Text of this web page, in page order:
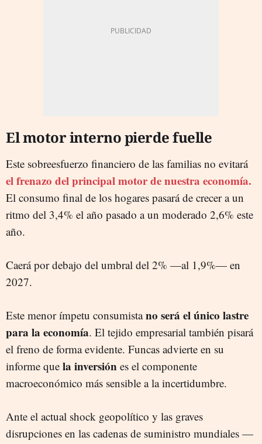
El motor interno pierde fuelle
Este sobreesfuerzo financiero de las familias no evitará
el frenazo del principal motor de nuestra economía.
El consumo final de los hogares pasará de crecer a un
ritmo del 3,4% el año pasado a un moderado 2,6% este
año.
Caerá por debajo del umbral del 2% —al 1,9%— en
2027.
Este menor ímpetu consumistano será el único lastre
para la economía. El tejido empresarial también pisará
el freno de forma evidente. Funcas advierte en su
informe que la inversión es el componente
macroeconómico más sensible a la incertidumbre.
Ante el actual shock geopolítico y las graves
disrupciones en las cadenas de suministro mundiales —